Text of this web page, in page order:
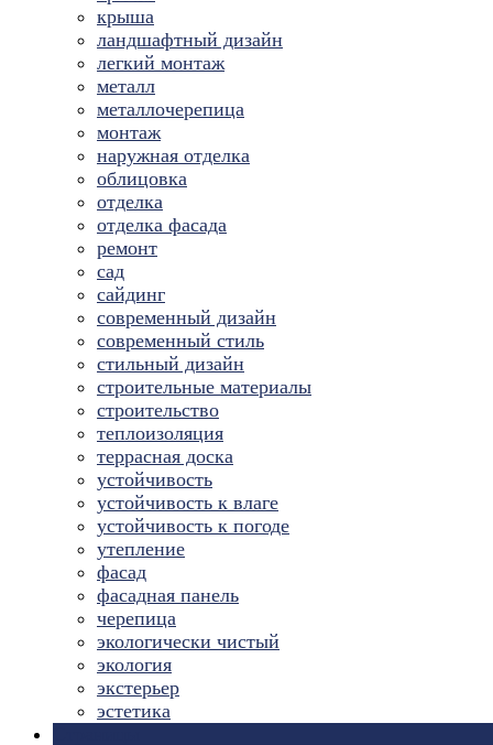
крыша
ландшафтный дизайн
легкий монтаж
металл
металлочерепица
монтаж
наружная отделка
облицовка
отделка
отделка фасада
ремонт
сад
сайдинг
современный дизайн
современный стиль
стильный дизайн
строительные материалы
строительство
теплоизоляция
террасная доска
устойчивость
устойчивость к влаге
устойчивость к погоде
утепление
фасад
фасадная панель
черепица
экологически чистый
экология
экстерьер
эстетика